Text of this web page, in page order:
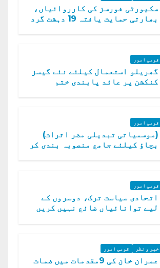
سکیورٹی فورسز کی کارروائیاں،
بھارتی حمایت یافتہ 19 دہشت گرد
قومی امور
گھریلو استعمال کیلئے نئے گیسز
کنکشن پر عائد پابندی ختم
قومی امور
(موسمیاتی تبدیلی مضر اثرات)
بچاؤ کیلئے جامع منصوبہ بندی کر
قومی امور
اتحادی سیاست ترک، دوسروں کے
لیے توانائیاں ضائع نہیں کریں
خبر و نظر قومی امور
عمران خان کی 9مقدمات میں ضمات